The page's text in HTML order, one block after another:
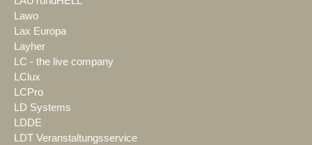
Lawo
Lax Europa
Layher
LC - the live company
LClux
LCPro
LD Systems
LDDE
LDT Veranstaltungsservice